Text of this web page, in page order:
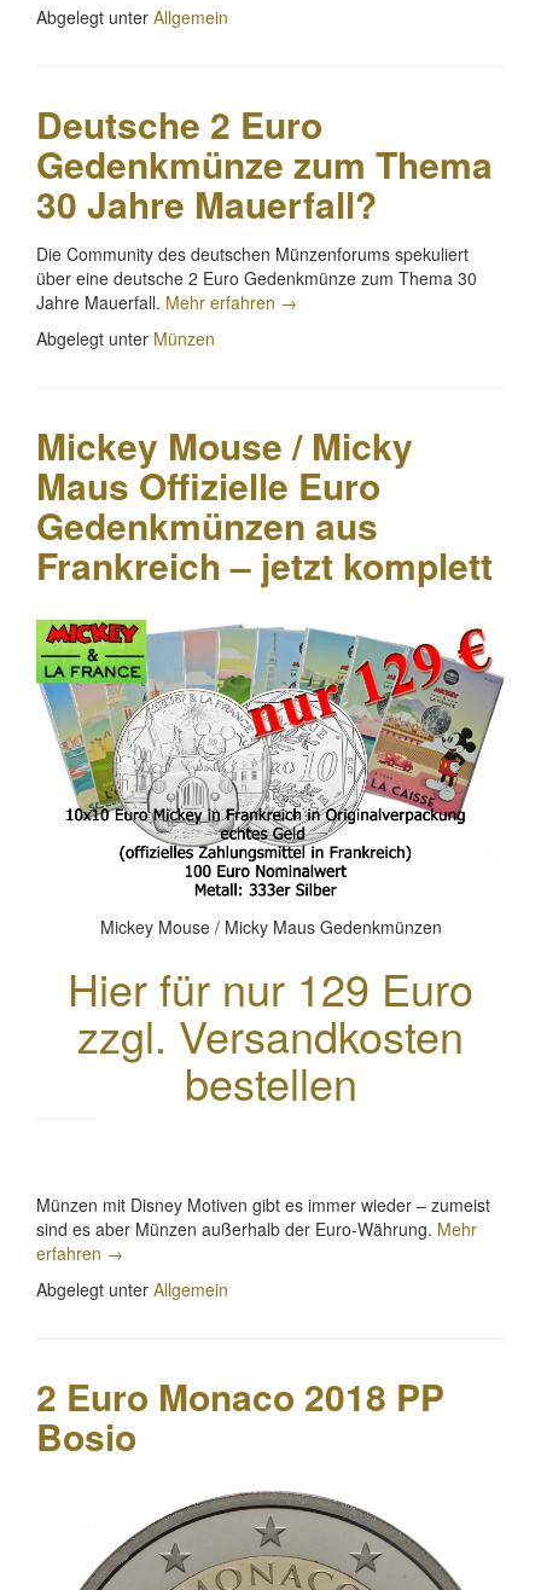
Abgelegt unter Allgemein
Deutsche 2 Euro
Gedenkmünze zum Thema
30 Jahre Mauerfall?
Die Community des deutschen Münzenforums spekuliert
über eine deutsche 2 Euro Gedenkmünze zum Thema 30
Jahre Mauerfall. Mehr erfahren „Deutsche
30
Jahre
Mauerfall?“
→
Abgelegt unter Münzen
Mickey Mouse / Micky
Maus Offizielle Euro
Gedenkmünzen aus
Frankreich – jetzt komplett
Mickey Mouse / Micky Maus Gedenkmünzen
Hier für nur 129 Euro
zzgl. Versandkosten
bestellen
Münzen mit Disney Motiven gibt es immer wieder – zumeist
sind es aber Münzen außerhalb der Euro-Währung. Mehr
erfahren „Mickey
Euro
Gedenkmünzen
aus
komplett“
→
Abgelegt unter Allgemein
2 Euro Monaco 2018 PP
Bosio